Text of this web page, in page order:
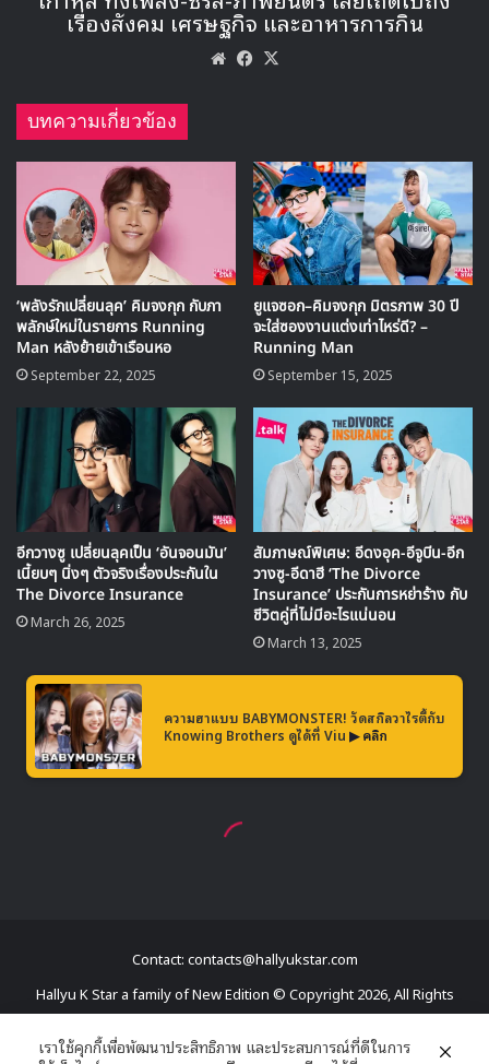
Lyric Card#FLASHLIGHT
2019. 1. 25 PM 6:00#2PM
#JUNHO #준호
pic.twitter.com/L1MbCVOlNh
— 2PM (@follow_2PM)January 21,
2019
JUNHO (2PM)
2ND SOLO BEST ALBUM
<TWO>
Lyric Card #DSMN
2019. 1. 25 PM 6:00#2PM
#JUNHO #준호 #이준호 #TWO
pic.twitter.com/zRxewBoJ0x
— 2PM (@follow_2PM)January 21,
2019
Contact: contacts@hallyukstar.com
Hallyu K Star a family of New Edition © Copyright 2026, All Rights
เราใช้คุกกี้เพื่อพัฒนาประสิทธิภาพ และประสบการณ์ที่ดีในการ